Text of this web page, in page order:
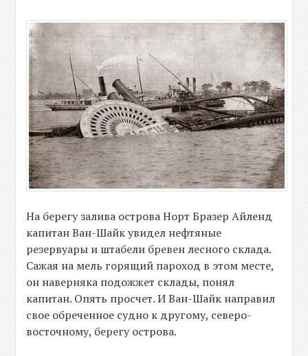
На берегу залива острова Норт Бразер Айленд
капитан Ван-Шайк увидел нефтяные
резервуары и штабели бревен лесного склада.
Сажая на мель горящий пароход в этом месте,
он наверняка подожжет склады, понял
капитан. Опять просчет. И Ван-Шайк направил
свое обреченное судно к другому, северо-
восточному, берегу острова.